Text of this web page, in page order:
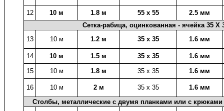
12 10 м 1.8 м 55 х 55
2.5 мм
Сетка-рабица, оцинкованная - ячейка 35
13
10 м 1.2 м 35 х 35 1.6 мм
14 10 м 1.5 м 35 х 35
1.6 мм
15
10 м 1.8 м 35 х 35 1.6 мм
16 10 м 2 м 35 х 35
1.6 мм
Столбы, металлические с двумя планками или с